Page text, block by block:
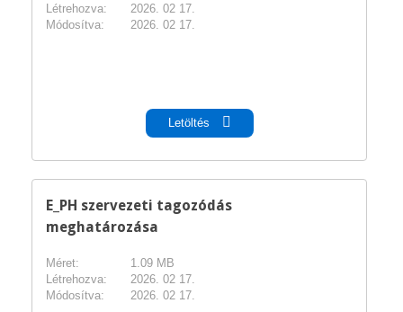
Létrehozva:
2026. 02 17.
Módosítva:
2026. 02 17.
Letöltés
E_PH szervezeti tagozódás
meghatározása
Méret:
1.09 MB
Létrehozva:
2026. 02 17.
Módosítva:
2026. 02 17.